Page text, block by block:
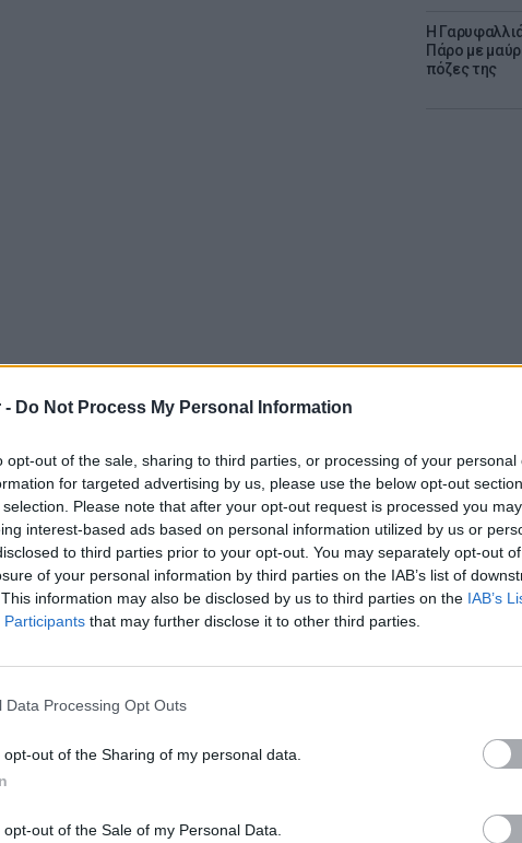
- Do Not Process My Personal Information
opt-out of the sale, sharing to third parties, or processing of your personal
for targeted advertising by us, please use the below opt-out
Please note that after your opt-out request is processed you may
interest-based ads based on personal information utilized by us or
to third parties prior to your opt-out. You may separately opt-out
of your personal information by third parties on the IAB’s list of
information may also be disclosed by us to third parties on the IAB’s
Participants that may further disclose it to other third parties.
Data Processing Opt Outs
opt-out of the Sharing of my personal data.
opt-out of the Sale of my Personal Data.
Η
Πάρο με
πόζες της
Ισραηλινό
Ελλάδα:
«ανέβασε» και ένα βίντεο λίγων
στη λεζάντα «χρόνια πολλά σε